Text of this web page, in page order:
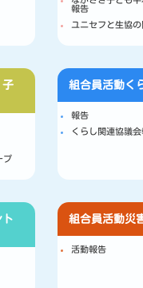
報告
ユニセフと生協の
子
プ
組合員活動く
報告
くらし関連協議
ト
組合員活動災
活動報告